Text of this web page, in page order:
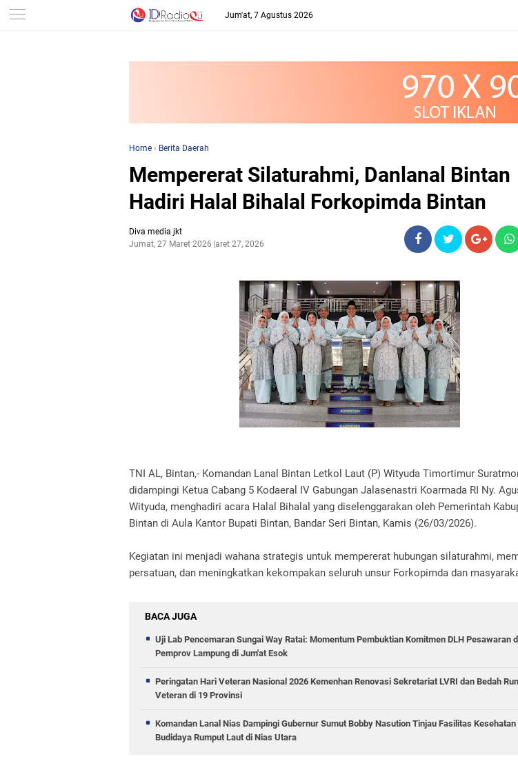
-->
Jum'at, 7 Agustus 2026
Home › Berita Daerah
Mempererat Silaturahmi, Danlanal Bintan
Hadiri Halal Bihalal Forkopimda Bintan
Diva media jkt
Jumat, 27 Maret 2026Maret 27, 2026
TNI AL, Bintan,- Komandan Lanal Bintan Letkol Laut (P) Wityuda Timortimur
didampingi Ketua Cabang 5 Kodaeral IV Gabungan Jalasenastri Koarmada RI Ny.
Wityuda, menghadiri acara Halal Bihalal yang diselenggarakan oleh Pemerintah
Bintan di Aula Kantor Bupati Bintan, Bandar Seri Bintan, Kamis (26/03/2026).
Kegiatan ini menjadi wahana strategis untuk mempererat hubungan silaturahmi,
persatuan, dan meningkatkan kekompakan seluruh unsur Forkopimda dan
BACA JUGA
Uji Lab Pencemaran Sungai Way Ratai: Momentum Pembuktian Komitmen DLH Pesawaran
Pemprov Lampung di Jum'at Esok
Peringatan Hari Veteran Nasional 2026 Kemenhan Renovasi Sekretariat LVRI dan Bedah
Veteran di 19 Provinsi
Komandan Lanal Nias Dampingi Gubernur Sumut Bobby Nasution Tinjau Fasilitas Kesehatan
Budidaya Rumput Laut di Nias Utara